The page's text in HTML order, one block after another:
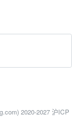
2020-2027 沪ICP